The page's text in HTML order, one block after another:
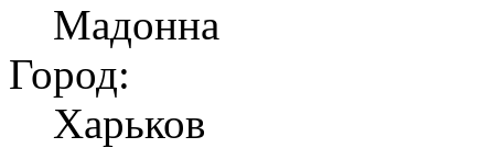
Мадонна
Город:
Харьков